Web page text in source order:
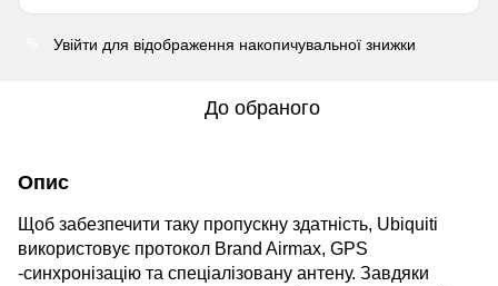
Увійти для відображення накопичувальної знижки
До обраного
Опис
Щоб забезпечити таку пропускну здатність, Ubiquiti
використовує протокол Brand Airmax, GPS
-синхронізацію та спеціалізовану антену. Завдяки